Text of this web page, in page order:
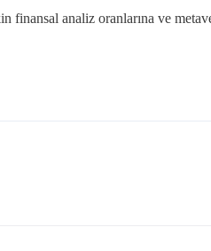
finansal analiz oranlarına ve